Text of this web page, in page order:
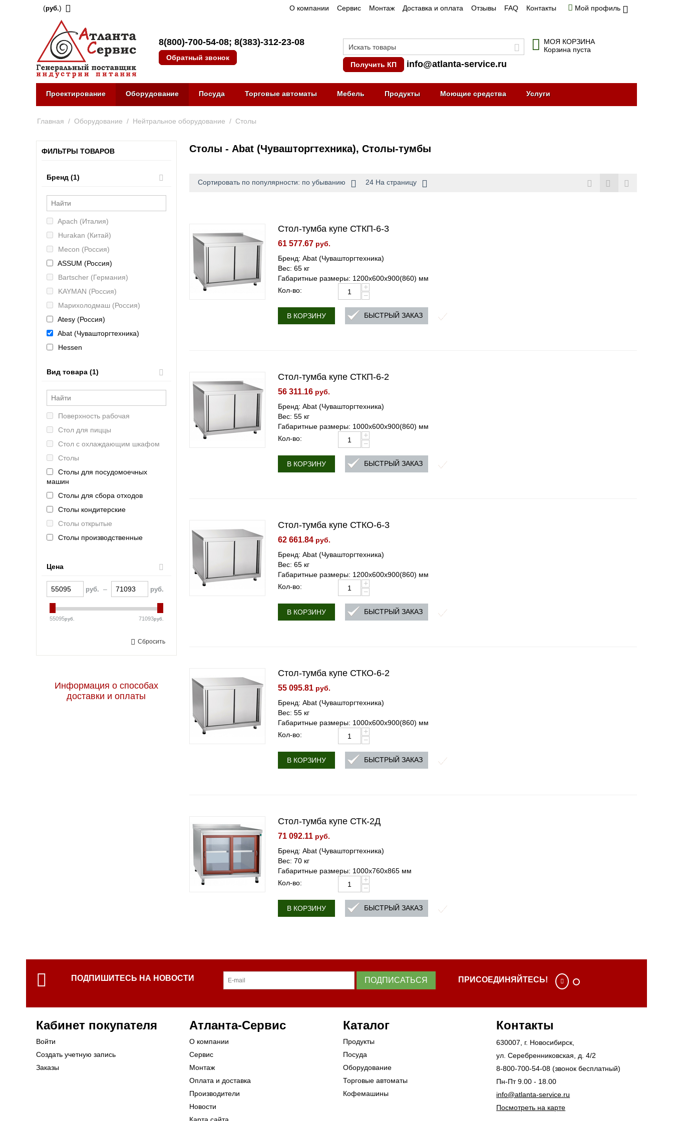
(руб.) О компании Сервис Монтаж Доставка и оплата Отзывы FAQ Контакты Мой профиль
8(800)-700-54-08; 8(383)-312-23-08
Обратный звонок
Получить КП
info@atlanta-service.ru
МОЯ КОРЗИНА
Корзина пуста
Проектирование Оборудование Посуда Торговые автоматы Мебель Продукты Моющие средства Услуги
Главная / Оборудование / Нейтральное оборудование / Столы
ФИЛЬТРЫ ТОВАРОВ
Бренд (1)
Apach (Италия)
Hurakan (Китай)
Mecon (Россия)
ASSUM (Россия)
Bartscher (Германия)
KAYMAN (Россия)
Марихолодмаш (Россия)
Atesy (Россия)
Abat (Чувашторгтехника)
Hessen
Kovinastroj (Kogast)
Atlanta
Вид товара (1)
Поверхность рабочая
Стол для пиццы
Стол с охлаждающим шкафом
Столы
Столы для посудомоечных
машин
Столы для сбора отходов
Столы кондитерские
Столы открытые
Столы производственные
Столы технологические
Столы-тумбы
Цена
руб. – руб.
55095руб. 71093руб.
Сбросить
Информация о способах
доставки и оплаты
Столы - Abat (Чувашторгтехника), Столы-тумбы
Сортировать по популярности: по убыванию 24 На страницу
Стол-тумба купе СТКП-6-3
61 577.67 руб.
Бренд: Abat (Чувашторгтехника)
Вес: 65 кг
Габаритные размеры: 1200х600х900(860) мм
Кол-во:
+
−
В КОРЗИНУ БЫСТРЫЙ ЗАКАЗ
Стол-тумба купе СТКП-6-2
56 311.16 руб.
Бренд: Abat (Чувашторгтехника)
Вес: 55 кг
Габаритные размеры: 1000х600х900(860) мм
Кол-во:
+
−
В КОРЗИНУ БЫСТРЫЙ ЗАКАЗ
Стол-тумба купе СТКО-6-3
62 661.84 руб.
Бренд: Abat (Чувашторгтехника)
Вес: 65 кг
Габаритные размеры: 1200х600х900(860) мм
Кол-во:
+
−
В КОРЗИНУ БЫСТРЫЙ ЗАКАЗ
Стол-тумба купе СТКО-6-2
55 095.81 руб.
Бренд: Abat (Чувашторгтехника)
Вес: 55 кг
Габаритные размеры: 1000х600х900(860) мм
Кол-во:
+
−
В КОРЗИНУ БЫСТРЫЙ ЗАКАЗ
Стол-тумба купе СТК-2Д
71 092.11 руб.
Бренд: Abat (Чувашторгтехника)
Вес: 70 кг
Габаритные размеры: 1000х760х865 мм
Кол-во:
+
−
В КОРЗИНУ БЫСТРЫЙ ЗАКАЗ
ПОДПИШИТЕСЬ НА НОВОСТИ ПОДПИСАТЬСЯ ПРИСОЕДИНЯЙТЕСЬ!
Кабинет покупателя
Войти
Создать учетную запись
Заказы
Атланта-Сервис
О компании
Сервис
Монтаж
Оплата и доставка
Производители
Новости
Каталог
Продукты
Посуда
Оборудование
Торговые автоматы
Кофемашины
Контакты
630007 , г. Новосибирск
ул. Серебренниковская, д. 4/2
8-800-700-54-08 (звонок бесплатный)
Пн-Пт 9.00 - 18.00
info@atlanta-service.ru
Посмотреть на карте